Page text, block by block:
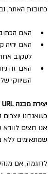
כתובות האתר,
האם
האם יהיה
לעקוב
האם זה
השיווקי
יצירת מבנה URL מדרגי
כשאנחנו
אנו רוצים
שמתאימים ללא
לדוגמה, אם